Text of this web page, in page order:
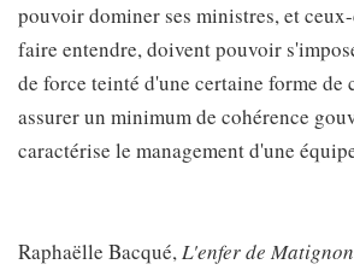
pouvoir dominer ses ministres, et
faire entendre, doivent pouvoir
de force teinté d'une certaine forme de
assurer un minimum de cohérence
caractérise le management d'une
Raphaëlle Bacqué,L'enfer de Matignon